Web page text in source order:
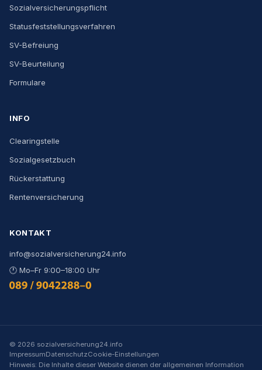
Sozialversicherungspflicht
Statusfeststellungsverfahren
SV-Befreiung
SV-Beurteilung
Formulare
INFO
Clearingstelle
Sozialgesetzbuch
Rückerstattung
Rentenversicherung
KONTAKT
info@sozialversicherung24.info
🕐 Mo–Fr 9:00–18:00 Uhr
© 2026 sozialversicherung24.info
ImpressumDatenschutzCookie-Einstellungen
Hinweis: Die Inhalte dieser Website dienen der allgemeinen Information